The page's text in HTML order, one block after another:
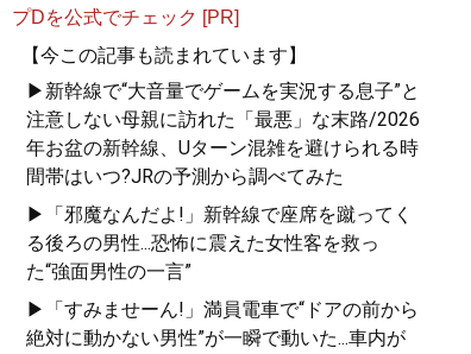
プDを公式でチェック [PR]
【今この記事も読まれています】
▶新幹線で“大音量でゲームを実況する息子”と
注意しない母親に訪れた「最悪」な末路/2026
年お盆の新幹線、Uターン混雑を避けられる時
間帯はいつ?JRの予測から調べてみた
▶「邪魔なんだよ!」新幹線で座席を蹴ってく
る後ろの男性...恐怖に震えた女性客を救っ
た“強面男性の一言”
▶「すみませーん!」満員電車で“ドアの前から
絶対に動かない男性”が一瞬で動いた...車内が